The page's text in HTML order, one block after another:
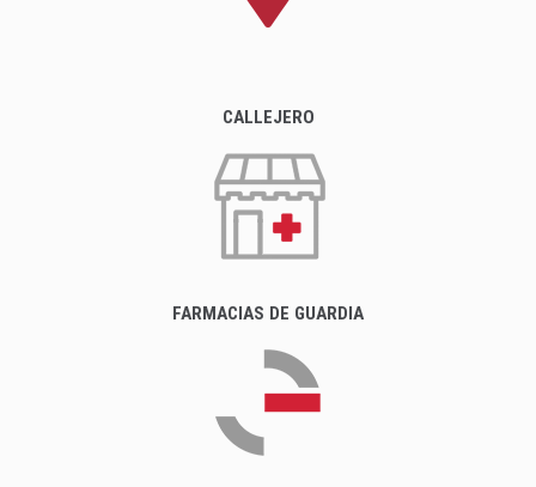
CALLEJERO
FARMACIAS DE GUARDIA